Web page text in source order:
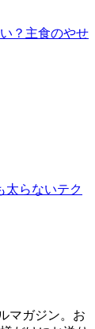
？主食のやせ
太らないテク
マガジン。お